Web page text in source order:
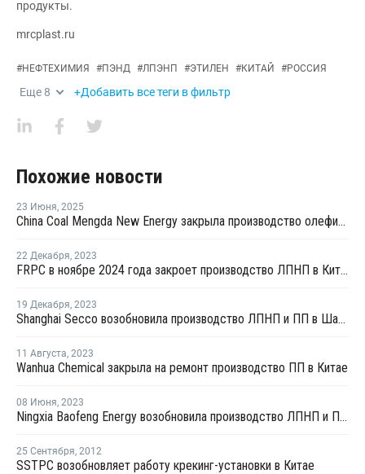
продукты.
mrcplast.ru
#НЕФТЕХИМИЯ #ПЭНД #ЛПЭНП #ЭТИЛЕН #КИТАЙ #РОССИЯ
Еще 8 +Добавить все теги в фильтр
Похожие новости
23 Июня, 2025
China Coal Mengda New Energy закрыла производство олефинов на ремонт
22 Декабря, 2023
FRPC в ноябре 2024 года закроет производство ЛПНП в Китае на ремонт
19 Декабря, 2023
Shanghai Secco возобновила производство ЛПНП и ПП в Шанхае после ремонта
11 Августа, 2023
Wanhua Chemical закрыла на ремонт производство ПП в Китае
08 Июня, 2023
Ningxia Baofeng Energy возобновила производство ЛПНП и ПП в Нинся
25 Сентября, 2012
SSTPC возобновляет работу крекинг-установки в Китае